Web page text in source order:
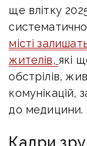
ще влітку
місті
жителів, які
обстрілів,
комунікацій,
до медицини.
Кадри